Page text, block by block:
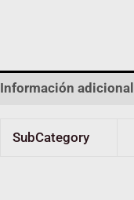
Información adicional
SubCategory